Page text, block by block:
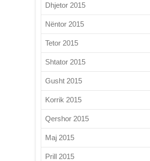
Dhjetor 2015
Nëntor 2015
Tetor 2015
Shtator 2015
Gusht 2015
Korrik 2015
Qershor 2015
Maj 2015
Prill 2015